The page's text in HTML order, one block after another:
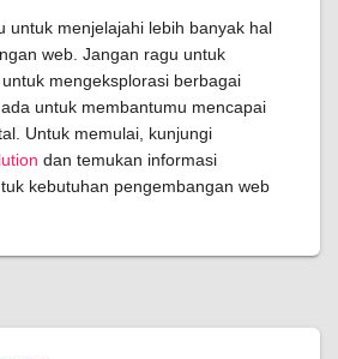
untuk menjelajahi lebih banyak hal
web. Jangan ragu untuk
mengeksplorasi berbagai
untuk membantumu mencapai
Untuk memulai, kunjungi
dan temukan informasi
kebutuhan pengembangan web